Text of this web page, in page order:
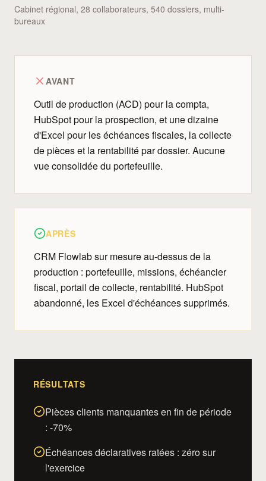
Cabinet régional, 28 collaborateurs, 540 dossiers, multi-
bureaux
AVANT
Outil de production (ACD) pour la compta,
HubSpot pour la prospection, et une dizaine
d'Excel pour les échéances fiscales, la collecte
de pièces et la rentabilité par dossier. Aucune
vue consolidée du portefeuille.
APRÈS
CRM Flowlab sur mesure au-dessus de la
production : portefeuille, missions, échéancier
fiscal, portail de collecte, rentabilité. HubSpot
abandonné, les Excel d'échéances supprimés.
RÉSULTATS
Pièces clients manquantes en fin de période
: -70%
Échéances déclaratives ratées : zéro sur
l'exercice